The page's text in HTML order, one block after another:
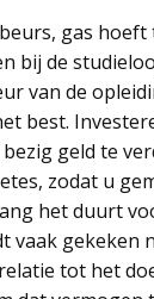
gas
bij de
van de
best.
geld te
zodat u
het duurt
vaak gekeken
tot het